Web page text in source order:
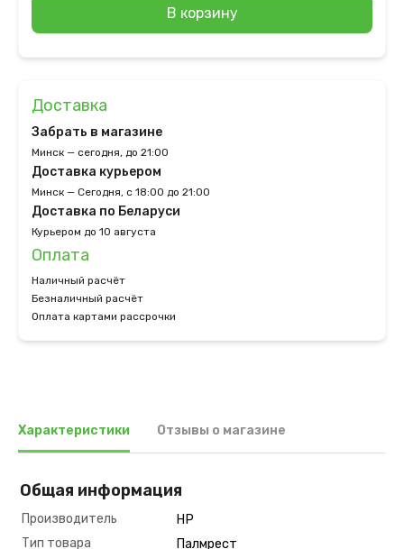
В корзину
Доставка
Забрать в магазине
Минск — сегодня, до 21:00
Доставка курьером
Минск — Сегодня, с 18:00 до 21:00
Доставка по Беларуси
Курьером до 10 августа
Оплата
Наличный расчёт
Безналичный расчёт
Оплата картами рассрочки
Характеристики Отзывы о магазине
Общая информация
Производитель
HP
Тип товара
Палмрест